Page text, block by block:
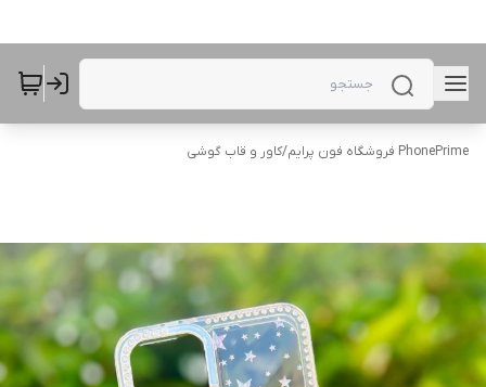
PhonePrime فروشگاه فون پرایم /کاور و قاب گوشی